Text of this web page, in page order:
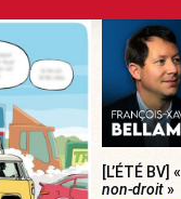
[L’ÉTÉ BV] «
non-droit»